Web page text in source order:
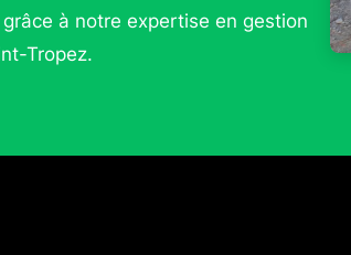
à notre expertise en gestion
Tropez.